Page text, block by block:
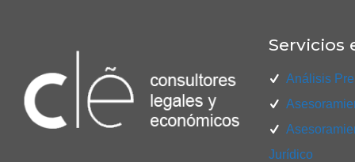
Servicios
Análisis
Jurídico